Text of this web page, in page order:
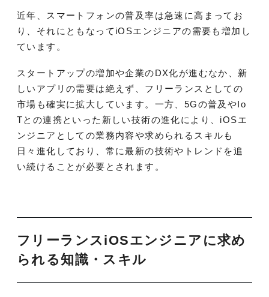
近年、スマートフォンの普及率は急速に高まってお
り、それにともなってiOSエンジニアの需要も増加し
ています。
スタートアップの増加や企業のDX化が進むなか、新
しいアプリの需要は絶えず、フリーランスとしての
市場も確実に拡大しています。一方、5Gの普及やIo
Tとの連携といった新しい技術の進化により、iOSエ
ンジニアとしての業務内容や求められるスキルも
日々進化しており、常に最新の技術やトレンドを追
い続けることが必要とされます。
フリーランスiOSエンジニアに求め
られる知識・スキル